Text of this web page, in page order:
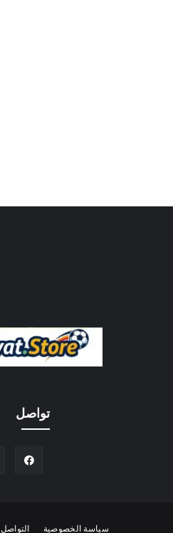
تواصل
سياسة الخصوصية التواصل